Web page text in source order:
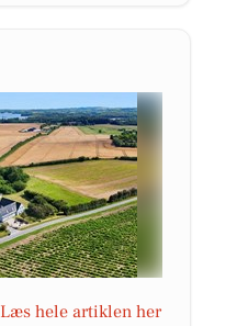
Læs hele artiklen her